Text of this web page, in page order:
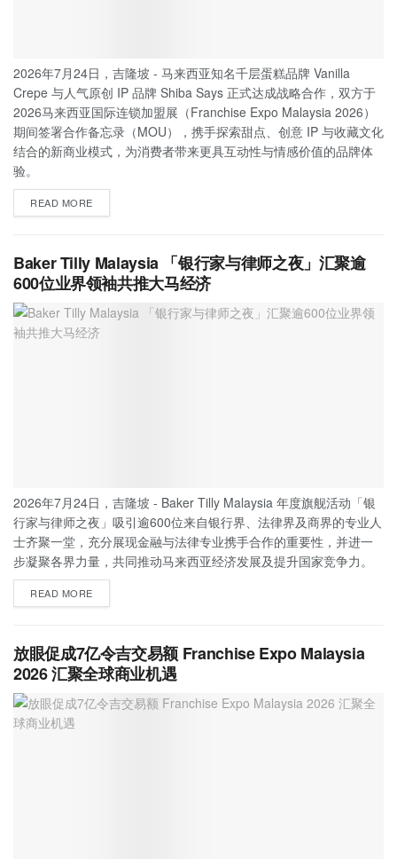
2026年7月24日，吉隆坡 - 马来西亚知名千层蛋糕品牌 Vanilla
Crepe 与人气原创 IP 品牌 Shiba Says 正式达成战略合作，双方于
2026马来西亚国际连锁加盟展（Franchise Expo Malaysia 2026）
期间签署合作备忘录（MOU），携手探索甜点、创意 IP 与收藏文化
结合的新商业模式，为消费者带来更具互动性与情感价值的品牌体
验。
READ MORE
Baker Tilly Malaysia 「银行家与律师之夜」汇聚逾
600位业界领袖共推大马经济
2026年7月24日，吉隆坡 - Baker Tilly Malaysia 年度旗舰活动「银
行家与律师之夜」吸引逾600位来自银行界、法律界及商界的专业人
士齐聚一堂，充分展现金融与法律专业携手合作的重要性，并进一
步凝聚各界力量，共同推动马来西亚经济发展及提升国家竞争力。
READ MORE
放眼促成7亿令吉交易额 Franchise Expo Malaysia
2026 汇聚全球商业机遇